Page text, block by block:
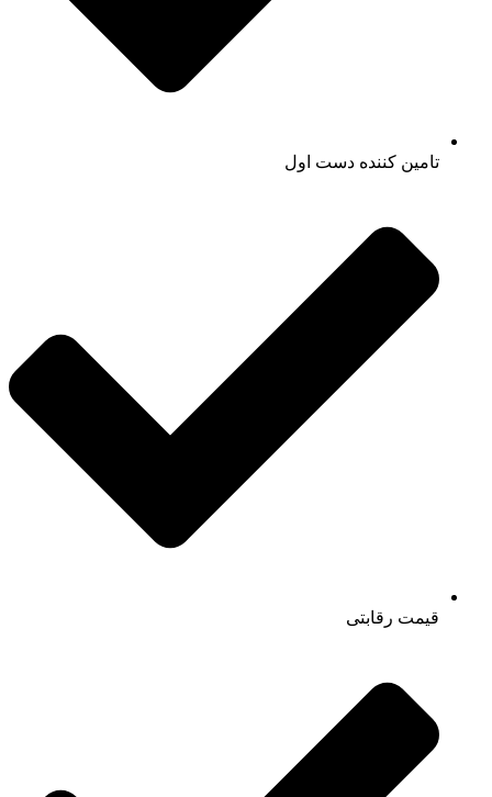
تامین کننده دست اول
قیمت رقابتی